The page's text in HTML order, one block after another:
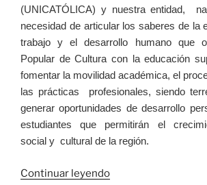
(UNICATÓLICA) y nuestra entidad,
necesidad de articular los saberes de la
trabajo y el desarrollo humano que
Popular de Cultura con la educación
fomentar la movilidad académica, el
las prácticas profesionales, siendo
generar oportunidades de desarrollo
estudiantes que permitirán el
social y cultural de la región.
Continuar leyendo«El